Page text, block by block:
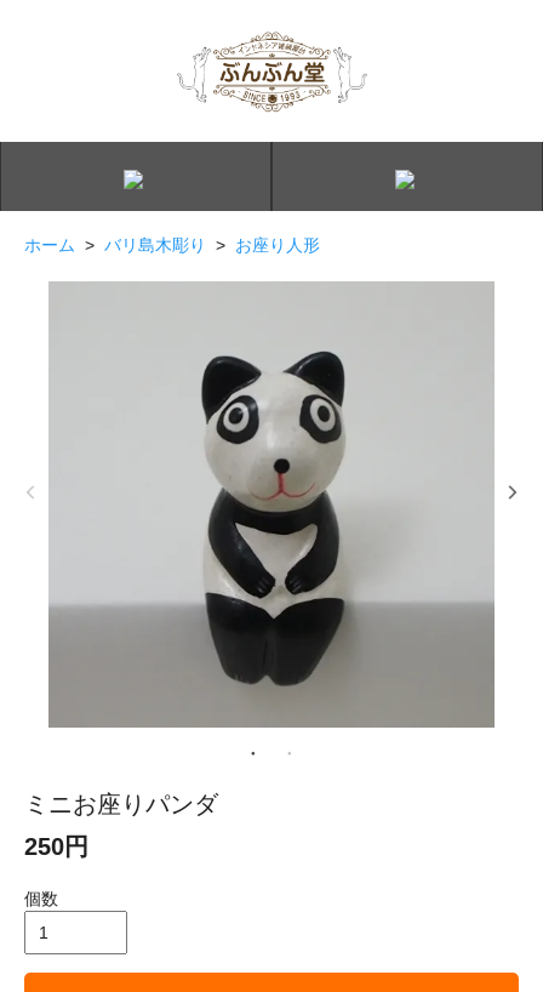
ホーム > バリ島木彫り > お座り人形
ミニお座りパンダ
250円
個数